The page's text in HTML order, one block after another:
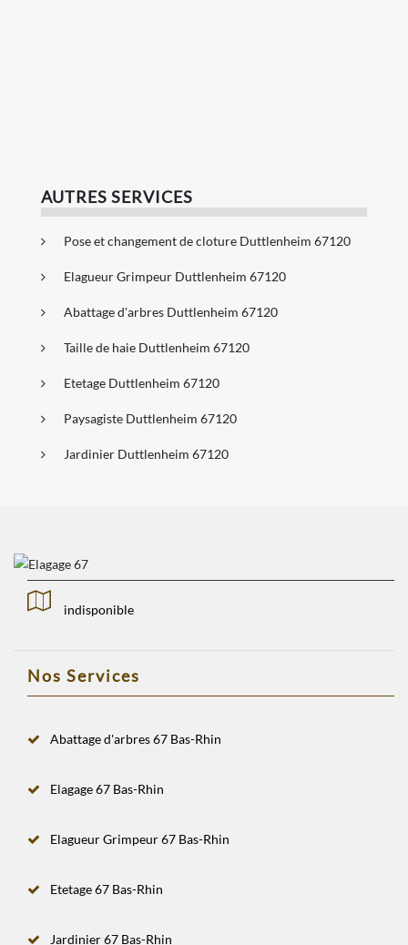
AUTRES SERVICES
Pose et changement de cloture Duttlenheim 67120
Elagueur Grimpeur Duttlenheim 67120
Abattage d'arbres Duttlenheim 67120
Taille de haie Duttlenheim 67120
Etetage Duttlenheim 67120
Paysagiste Duttlenheim 67120
Jardinier Duttlenheim 67120
indisponible
Nos Services
Abattage d'arbres 67 Bas-Rhin
Elagage 67 Bas-Rhin
Elagueur Grimpeur 67 Bas-Rhin
Etetage 67 Bas-Rhin
Jardinier 67 Bas-Rhin